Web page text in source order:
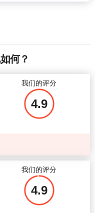
何？
我们的评分
4.9
我们的评分
4.9